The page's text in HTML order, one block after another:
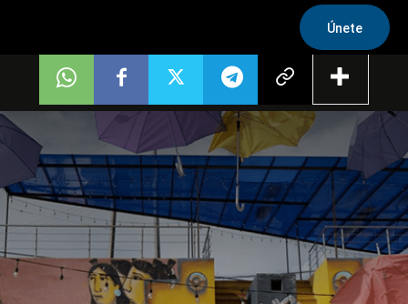
Únete